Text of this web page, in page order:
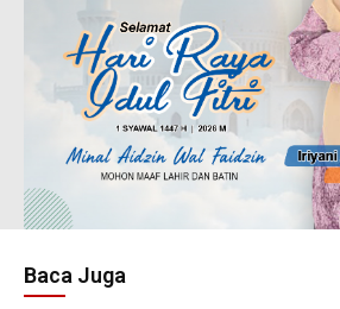
Baca Juga